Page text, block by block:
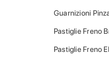
Guarnizioni
Pastiglie Freno
Pastiglie Freno